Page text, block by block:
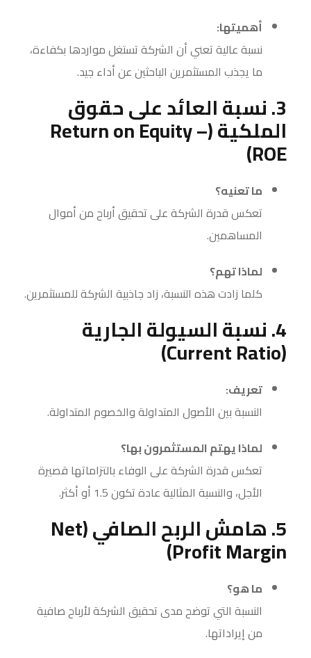
أهميتها:
نسبة عالية تعني أن الشركة تستغل مواردها بكفاءة،
ما يجذب المستثمرين الباحثين عن أداء جيد.
3. نسبة العائد على حقوق
الملكية (Return on Equity –
ROE)
ما تعنيه؟
تعكس قدرة الشركة على تحقيق أرباح من أموال
المساهمين.
لماذا تهم؟
كلما زادت هذه النسبة، زاد جاذبية الشركة للمستثمرين.
4. نسبة السيولة الجارية
(Current Ratio)
تعريف:
النسبة بين الأصول المتداولة والخصوم المتداولة.
لماذا يهتم المستثمرون بها؟
تعكس قدرة الشركة على الوفاء بالتزاماتها قصيرة
الأجل، والنسبة المثالية عادة تكون 1.5 أو أكثر.
5. هامش الربح الصافي (Net
Profit Margin)
ما هو؟
النسبة التي توضح مدى تحقيق الشركة لأرباح صافية
من إيراداتها.